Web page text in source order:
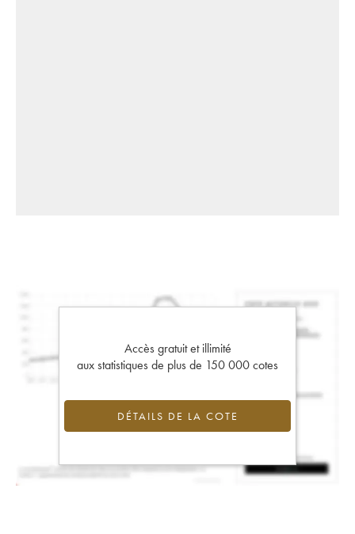
Accès gratuit et illimité
aux statistiques de plus de 150 000 cotes
DÉTAILS DE LA COTE